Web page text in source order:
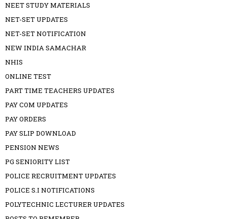
NEET STUDY MATERIALS
NET-SET UPDATES
NET-SET NOTIFICATION
NEW INDIA SAMACHAR
NHIS
ONLINE TEST
PART TIME TEACHERS UPDATES
PAY COM UPDATES
PAY ORDERS
PAY SLIP DOWNLOAD
PENSION NEWS
PG SENIORITY LIST
POLICE RECRUITMENT UPDATES
POLICE S.I NOTIFICATIONS
POLYTECHNIC LECTURER UPDATES